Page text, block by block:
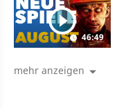
46:49
mehr anzeigen